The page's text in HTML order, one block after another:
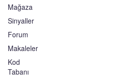
Mağaza
Sinyaller
Forum
Makaleler
Kod
Tabanı